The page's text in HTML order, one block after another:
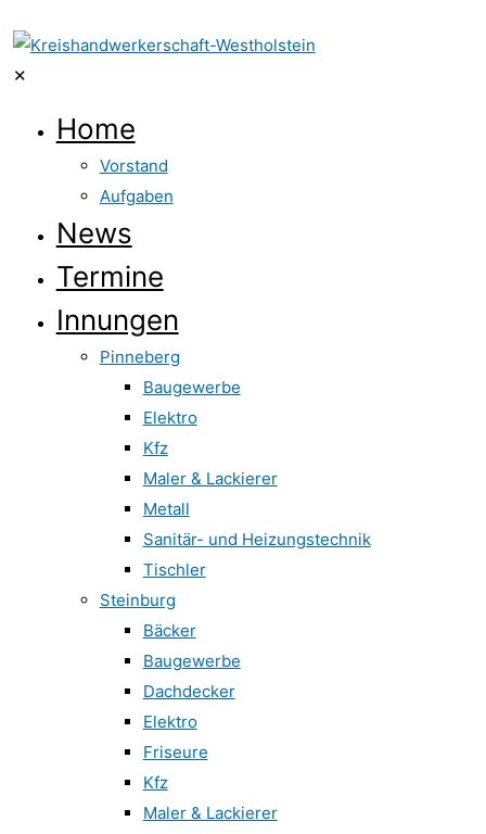
✕
Home
Vorstand
Aufgaben
News
Termine
Innungen
Pinneberg
Baugewerbe
Elektro
Kfz
Maler & Lackierer
Metall
Sanitär- und Heizungstechnik
Tischler
Steinburg
Bäcker
Baugewerbe
Dachdecker
Elektro
Friseure
Kfz
Maler & Lackierer